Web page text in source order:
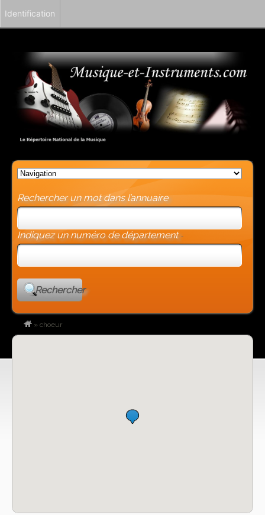
Rechercher un mot dans l’annuaire
Indiquez un numéro de département -
Rechercher
» choeur
Identification